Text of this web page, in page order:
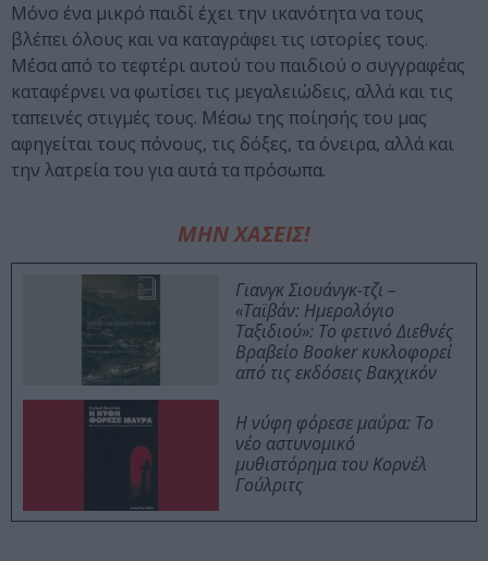
Μόνο ένα μικρό παιδί έχει την ικανότητα να τους
βλέπει όλους και να καταγράφει τις ιστορίες τους.
Μέσα από το τεφτέρι αυτού του παιδιού ο συγγραφέας
καταφέρνει να φωτίσει τις μεγαλειώδεις, αλλά και τις
ταπεινές στιγμές τους. Μέσω της ποίησής του μας
αφηγείται τους πόνους, τις δόξες, τα όνειρα, αλλά και
την λατρεία του για αυτά τα πρόσωπα.
ΜΗΝ ΧΑΣΕΙΣ!
Γιανγκ Σιουάνγκ-τζι –
«Ταϊβάν: Ημερολόγιο
Ταξιδιού»: Το φετινό Διεθνές
Βραβείο Booker κυκλοφορεί
από τις εκδόσεις Βακχικόν
Η νύφη φόρεσε μαύρα: Το
νέο αστυνομικό
μυθιστόρημα του Κορνέλ
Γούλριτς